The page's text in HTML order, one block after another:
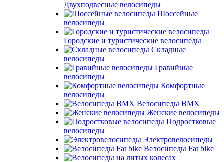
Двухподвесные велосипеды
Шоссейные
велосипеды
Городские и туристические велосипеды
Складные
велосипеды
Гравийные
велосипеды
Комфортные
велосипеды
Велосипеды BMX
Женские велосипеды
Подростковые
велосипеды
Электровелосипеды
Велосипеды Fat bike